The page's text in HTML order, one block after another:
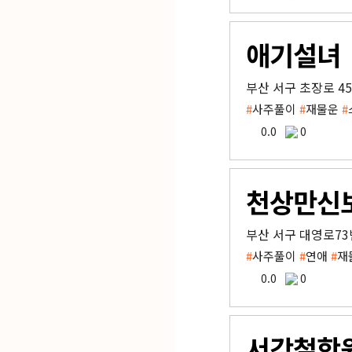
애기설녀
부산 서구 초장로 45
#사주풀이 #재물운 #
0.0 0
천상만신
부산 서구 대영로
#사주풀이 #연애 #재
0.0 0